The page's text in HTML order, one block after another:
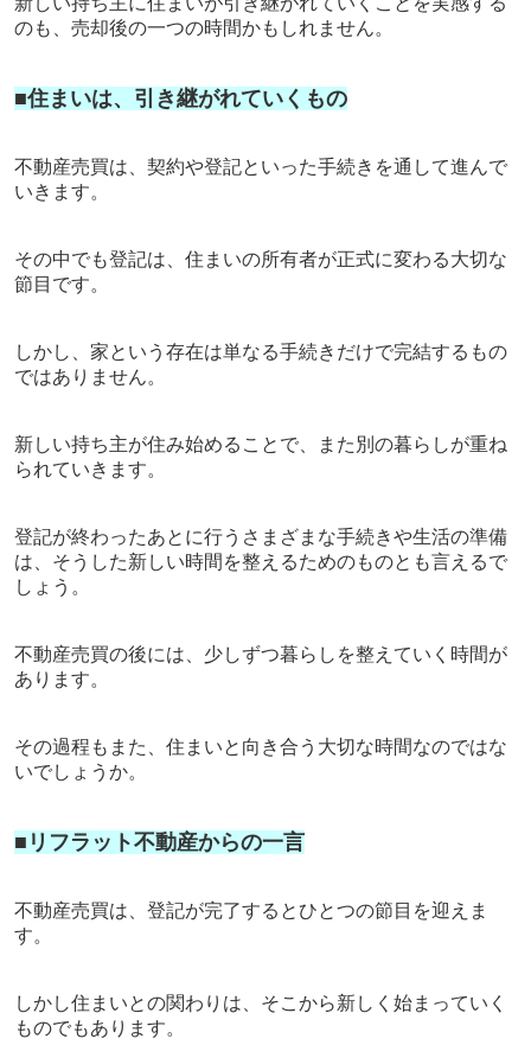
のも、売却後の一つの時間かもしれません。
■住まいは、引き継がれていくもの
不動産売買は、契約や登記といった手続きを通して進んで
いきます。
その中でも登記は、住まいの所有者が正式に変わる大切な
節目です。
しかし、家という存在は単なる手続きだけで完結するもの
ではありません。
新しい持ち主が住み始めることで、また別の暮らしが重ね
られていきます。
登記が終わったあとに行うさまざまな手続きや生活の準備
は、そうした新しい時間を整えるためのものとも言えるで
しょう。
不動産売買の後には、少しずつ暮らしを整えていく時間が
あります。
その過程もまた、住まいと向き合う大切な時間なのではな
いでしょうか。
■リフラット不動産からの一言
不動産売買は、登記が完了するとひとつの節目を迎えま
す。
しかし住まいとの関わりは、そこから新しく始まっていく
ものでもあります。